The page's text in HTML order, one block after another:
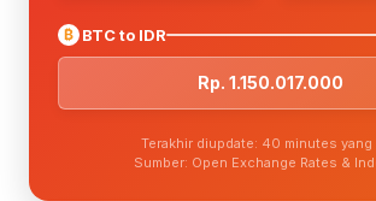
₿ BTC to IDR
Rp. 1.150.017.000
Terakhir diupdate: 40 minutes yang
Sumber: Open Exchange Rates &